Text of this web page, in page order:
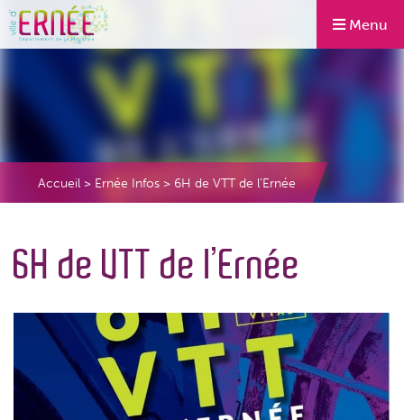
Menu
Accueil > Ernée Infos > 6H de VTT de l’Ernée
6H de VTT de l’Ernée